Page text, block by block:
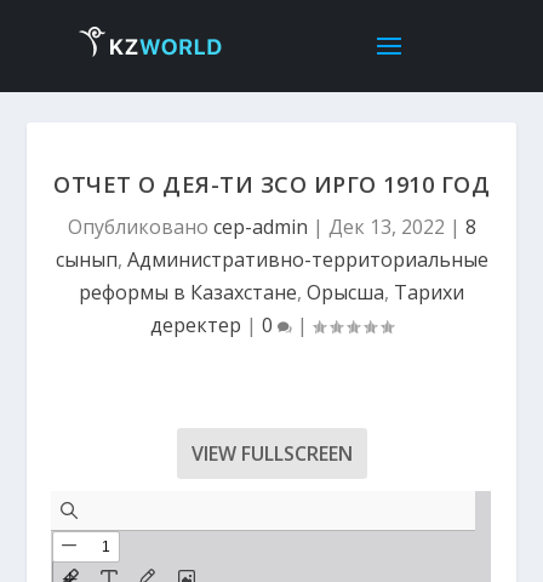
ОТЧЕТ О ДЕЯ-ТИ ЗСО ИРГО 1910 ГОД
Опубликовано cep-admin | Дек 13, 2022 | 8
сынып, Административно-территориальные
реформы в Казахстане, Орысша, Тарихи
деректер | 0 |
VIEW FULLSCREEN